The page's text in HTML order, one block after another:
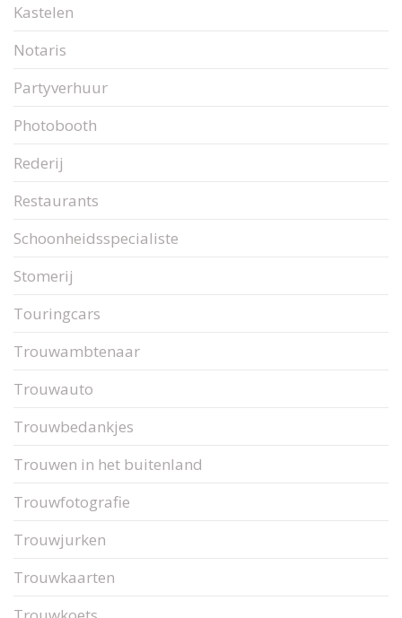
Kastelen
Notaris
Partyverhuur
Photobooth
Rederij
Restaurants
Schoonheidsspecialiste
Stomerij
Touringcars
Trouwambtenaar
Trouwauto
Trouwbedankjes
Trouwen in het buitenland
Trouwfotografie
Trouwjurken
Trouwkaarten